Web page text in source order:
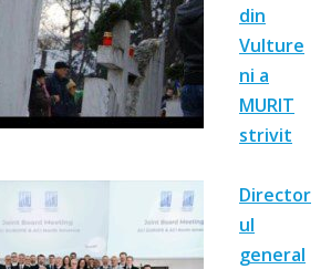
din
Vulture
ni a
MURIT
strivit
Director
ul
general